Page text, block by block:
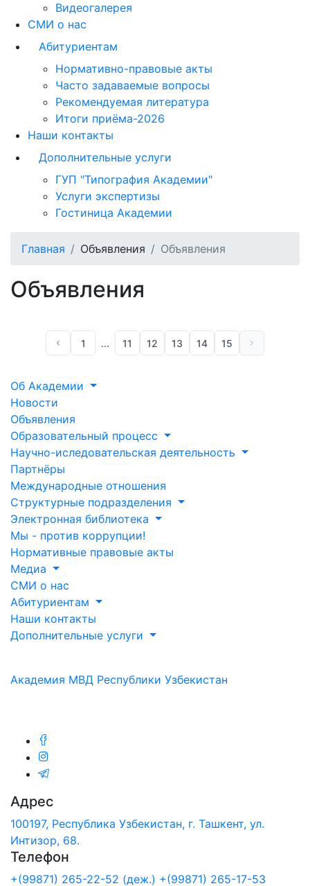
Видеогалерея
СМИ о нас
Абитуриентам
Нормативно-правовые акты
Часто задаваемые вопросы
Рекомендуемая литература
Итоги приёма-2026
Наши контакты
Дополнительные услуги
ГУП "Типография Академии"
Услуги экспертизы
Гостиница Академии
Главная Объявления Объявления
Объявления
1 ... 11 12 13 14 15
Об Академии
Новости
Объявления
Образовательный процесс
Научно-иследовательская деятельность
Партнёры
Международные отношения
Структурные подразделения
Электронная библиотека
Мы - против коррупции!
Нормативные правовые акты
Медиа
СМИ о нас
Абитуриентам
Наши контакты
Дополнительные услуги
Академия МВД Республики Узбекистан
Адрес
100197, Республика Узбекистан, г. Ташкент, ул.
Интизор, 68.
Телефон
+(99871) 265-22-52 (деж.) +(99871) 265-17-53